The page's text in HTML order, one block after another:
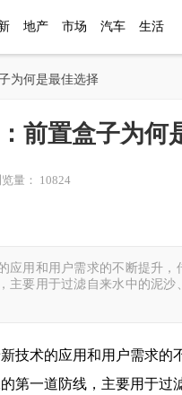
地产 市场 汽车 生活
为何是最佳选择
前置盒子为何
量： 10824
用和用户需求的不断提升，
要用于过滤自来水中的泥沙
技术的应用和用户需求的
第一道防线，主要用于过